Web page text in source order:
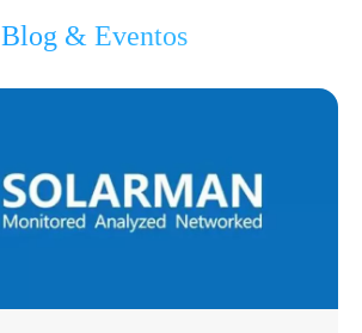
Blog & Eventos